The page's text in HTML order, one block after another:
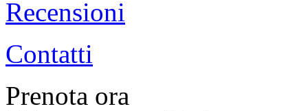
Recensioni
Contatti
Prenota ora